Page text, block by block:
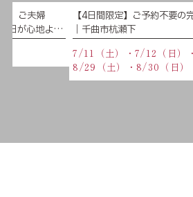
】ご夫婦
日が心地よい
【4日間限定】ご予約不要の
｜千曲市杭瀬下
7/11（土）・7/12（日）・
8/29（土）・8/30（日）